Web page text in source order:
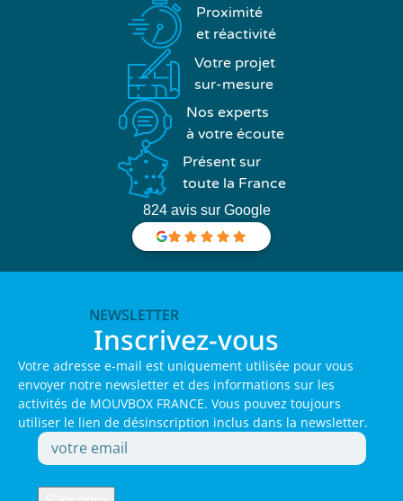
Proximité
et réactivité
Votre projet
sur-mesure
Nos experts
à votre écoute
Présent sur
toute la France
824 avis sur Google
NEWSLETTER
Inscrivez-vous
Votre adresse e-mail est uniquement utilisée pour vous
envoyer notre newsletter et des informations sur les
activités de MOUVBOX FRANCE. Vous pouvez toujours
utiliser le lien de désinscription inclus dans la newsletter.